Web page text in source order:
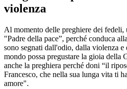
violenza
Al momento delle preghiere dei fedeli,
"Padre della pace”, perché conduca
sono segnati dall'odio, dalla violenza e
mondo possa pregustare la gioia della
anche la preghiera perché doni “il
Francesco, che nella sua lunga vita ti
amore".